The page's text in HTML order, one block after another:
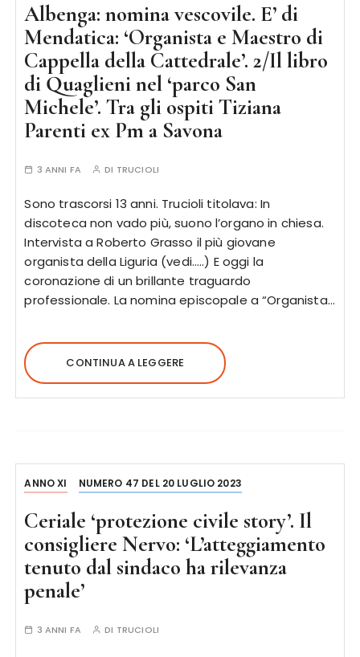
Albenga: nomina vescovile. E’ di
Mendatica: ‘Organista e Maestro di
Cappella della Cattedrale’. 2/Il libro
di Quaglieni nel ‘parco San
Michele’. Tra gli ospiti Tiziana
Parenti ex Pm a Savona
3 ANNI FA DI TRUCIOLI
Sono trascorsi 13 anni. Trucioli titolava: In
discoteca non vado più, suono l’organo in chiesa.
Intervista a Roberto Grasso il più giovane
organista della Liguria (vedi…..) E oggi la
coronazione di un brillante traguardo
professionale. La nomina episcopale a “Organista…
CONTINUA A LEGGERE
ANNO XI NUMERO 47 DEL 20 LUGLIO 2023
Ceriale ‘protezione civile story’. Il
consigliere Nervo: ‘L’atteggiamento
tenuto dal sindaco ha rilevanza
penale’
3 ANNI FA DI TRUCIOLI